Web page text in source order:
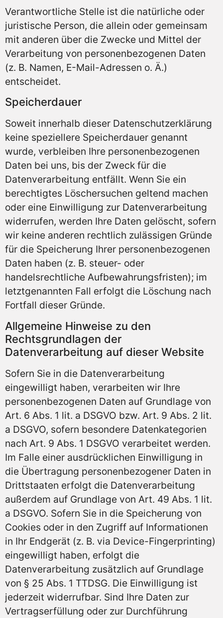
Verantwortliche Stelle ist die natürliche oder
juristische Person, die allein oder gemeinsam
mit anderen über die Zwecke und Mittel der
Verarbeitung von personenbezogenen Daten
(z. B. Namen, E-Mail-Adressen o. Ä.)
entscheidet.
Speicherdauer
Soweit innerhalb dieser Datenschutzerklärung
keine speziellere Speicherdauer genannt
wurde, verbleiben Ihre personenbezogenen
Daten bei uns, bis der Zweck für die
Datenverarbeitung entfällt. Wenn Sie ein
berechtigtes Löschersuchen geltend machen
oder eine Einwilligung zur Datenverarbeitung
widerrufen, werden Ihre Daten gelöscht, sofern
wir keine anderen rechtlich zulässigen Gründe
für die Speicherung Ihrer personenbezogenen
Daten haben (z. B. steuer- oder
handelsrechtliche Aufbewahrungsfristen); im
letztgenannten Fall erfolgt die Löschung nach
Fortfall dieser Gründe.
Allgemeine Hinweise zu den
Rechtsgrundlagen der
Datenverarbeitung auf dieser Website
Sofern Sie in die Datenverarbeitung
eingewilligt haben, verarbeiten wir Ihre
personenbezogenen Daten auf Grundlage von
Art. 6 Abs. 1 lit. a DSGVO bzw. Art. 9 Abs. 2 lit.
a DSGVO, sofern besondere Datenkategorien
nach Art. 9 Abs. 1 DSGVO verarbeitet werden.
Im Falle einer ausdrücklichen Einwilligung in
die Übertragung personenbezogener Daten in
Drittstaaten erfolgt die Datenverarbeitung
außerdem auf Grundlage von Art. 49 Abs. 1 lit.
a DSGVO. Sofern Sie in die Speicherung von
Cookies oder in den Zugriff auf Informationen
in Ihr Endgerät (z. B. via Device-Fingerprinting)
eingewilligt haben, erfolgt die
Datenverarbeitung zusätzlich auf Grundlage
von § 25 Abs. 1 TTDSG. Die Einwilligung ist
jederzeit widerrufbar. Sind Ihre Daten zur
Vertragserfüllung oder zur Durchführung